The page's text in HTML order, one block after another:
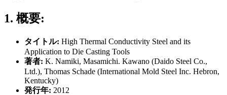
1. 概要:
タイトル: High Thermal Conductivity Steel and its
Application to Die Casting Tools
著者: K. Namiki, Masamichi. Kawano (Daido Steel Co.,
Ltd.), Thomas Schade (International Mold Steel Inc. Hebron,
Kentucky)
発行年: 2012